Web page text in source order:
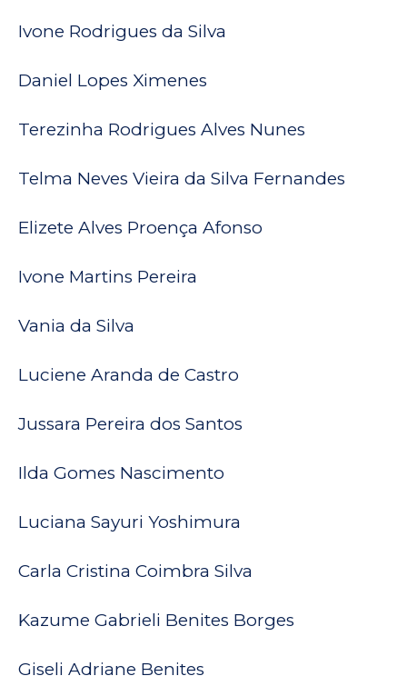
Ivone Rodrigues da Silva
Daniel Lopes Ximenes
Terezinha Rodrigues Alves Nunes
Telma Neves Vieira da Silva Fernandes
Elizete Alves Proença Afonso
Ivone Martins Pereira
Vania da Silva
Luciene Aranda de Castro
Jussara Pereira dos Santos
Ilda Gomes Nascimento
Luciana Sayuri Yoshimura
Carla Cristina Coimbra Silva
Kazume Gabrieli Benites Borges
Giseli Adriane Benites